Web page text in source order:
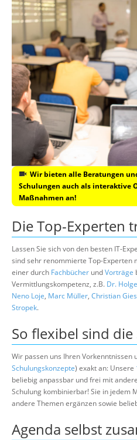
Wir bieten alle Beratungen
Schulungen auch als interaktive
Maßnahmen an!
Die Top-Experten
Lassen Sie sich von den besten IT-
sind sehr renommierte Top-Experten
einer durch Fachbücher undVorträge
Vermittlungskompetenz, z.B. Dr.
Neno Loje, Marc Müller, Christian
Stropek.
So flexibel sind
Wir passen uns Ihren Vorkenntnissen
Schulungskonzepte) exakt an: Unsere
beliebig anpassbar und frei mit
Schulung kombinierbar! Sie in jedem
andere Themen ergänzen sowie
Agenda selbst